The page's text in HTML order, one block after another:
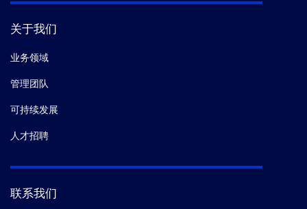
关于我们
业务领域
管理团队
可持续发展
人才招聘
联系我们